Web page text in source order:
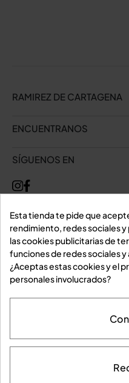
RAMIREZ DE CARTAGENA
ENCUENTRANOS
SÍGUENOS EN
Esta tienda te pide que
rendimiento, redes sociales y
las cookies publicitarias de
funciones de redes sociales
¿Aceptas estas cookies y el
personales involucrados?